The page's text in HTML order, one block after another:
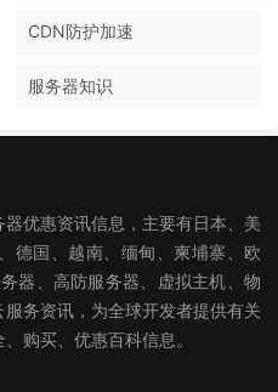
CDN防护加速
服务器知识
优惠资讯信息，主要有日本、美
德国、越南、缅甸、柬埔寨、欧
器、高防服务器、虚拟主机、物
务资讯，为全球开发者提供有关
购买、优惠百科信息。